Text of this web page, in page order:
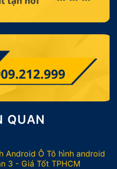
QUAN
Android Ô Tô hình android
3 - Giá Tốt TPHCM